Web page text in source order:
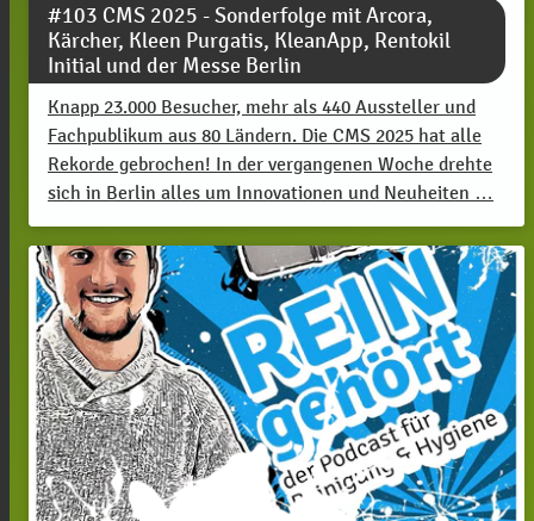
#103 CMS 2025 - Sonderfolge mit Arcora,
Kärcher, Kleen Purgatis, KleanApp, Rentokil
Initial und der Messe Berlin
Knapp 23.000 Besucher, mehr als 440 Aussteller und
Fachpublikum aus 80 Ländern. Die CMS 2025 hat alle
Rekorde gebrochen! In der vergangenen Woche drehte
sich in Berlin alles um Innovationen und Neuheiten …